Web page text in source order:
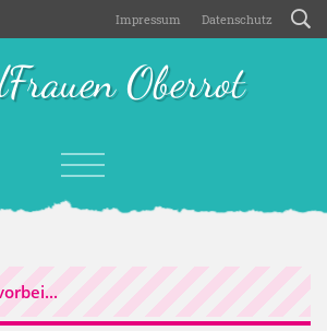
Impressum Datenschutz
Oberrot